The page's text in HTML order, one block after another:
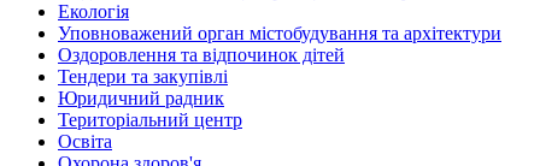
Екологія
Уповноважений орган містобудування та архітектури
Оздоровлення та відпочинок дітей
Тендери та закупівлі
Юридичний радник
Територіальний центр
Освіта